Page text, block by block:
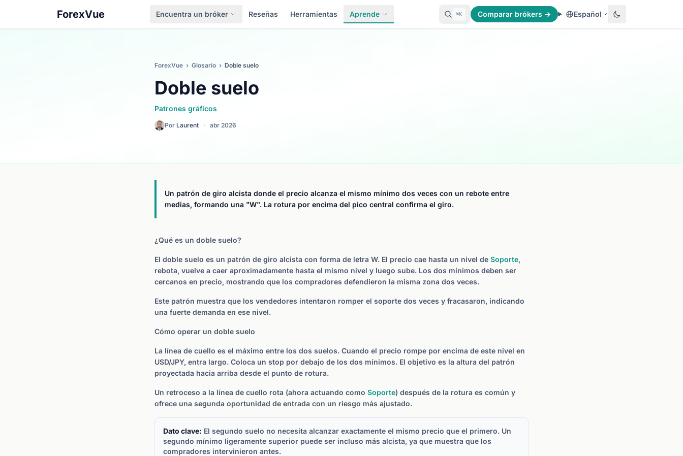
ForexVue Encuentra un bróker Reseñas Herramientas Aprende ⌘K Comparar brókers → Español
ForexVue › Glosario › Doble suelo
Doble suelo
Patrones gráficos
Por Laurent · abr 2026
Un patrón de giro alcista donde el precio alcanza el mismo mínimo dos veces con un rebote entre
medias, formando una "W". La rotura por encima del pico central confirma el giro.
¿Qué es un doble suelo?
El doble suelo es un patrón de giro alcista con forma de letra W. El precio cae hasta un nivel de Soporte,
rebota, vuelve a caer aproximadamente hasta el mismo nivel y luego sube. Los dos mínimos deben ser
cercanos en precio, mostrando que los compradores defendieron la misma zona dos veces.
Este patrón muestra que los vendedores intentaron romper el soporte dos veces y fracasaron, indicando
una fuerte demanda en ese nivel.
Cómo operar un doble suelo
La línea de cuello es el máximo entre los dos suelos. Cuando el precio rompe por encima de este nivel en
USD/JPY, entra largo. Coloca un stop por debajo de los dos mínimos. El objetivo es la altura del patrón
proyectada hacia arriba desde el punto de rotura.
Un retroceso a la línea de cuello rota (ahora actuando como Soporte) después de la rotura es común y
ofrece una segunda oportunidad de entrada con un riesgo más ajustado.
Dato clave: El segundo suelo no necesita alcanzar exactamente el mismo precio que el primero. Un
segundo mínimo ligeramente superior puede ser incluso más alcista, ya que muestra que los
compradores intervinieron antes.